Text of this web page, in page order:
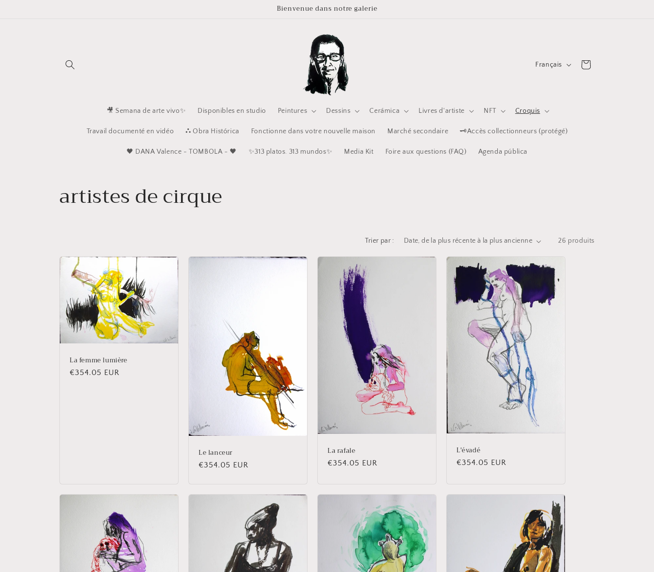
Bienvenue dans notre galerie
🎥 Semana de arte vivo✨ Disponibles en studio Peintures Dessins Cerámica Livres d'artiste NFT Croquis
Travail documenté en vidéo ⛬ Obra Histórica Fonctionne dans votre nouvelle maison Marché secondaire 🗝️Accès collectionneurs (protégé)
🖤 ​​​​DANA Valence - TOMBOLA - 🖤 ✨313 platos. 313 mundos✨ Media Kit Foire aux questions (FAQ) Agenda pública
L
g
e
Français Panier
C
l
e
c
t
artistes de cirque
Trier par : 26 produits
La femme lumière
Prix
€354.05 EUR
Le lanceur
Prix
€354.05 EUR
La rafale
Prix
€354.05 EUR
L'évadé
Prix
€354.05 EUR